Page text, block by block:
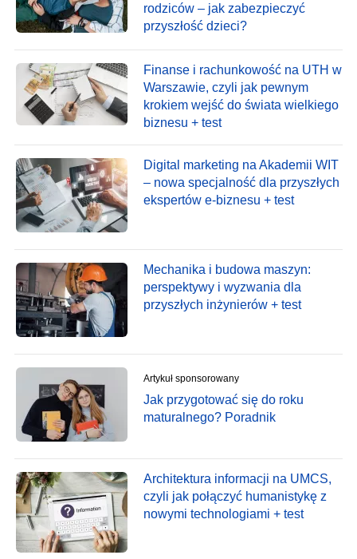
rodziców – jak zabezpieczyć
przyszłość dzieci?
Finanse i rachunkowość na UTH w
Warszawie, czyli jak pewnym
krokiem wejść do świata wielkiego
biznesu + test
Digital marketing na Akademii WIT
– nowa specjalność dla przyszłych
ekspertów e-biznesu + test
Mechanika i budowa maszyn:
perspektywy i wyzwania dla
przyszłych inżynierów + test
Artykuł sponsorowany
Jak przygotować się do roku
maturalnego? Poradnik
Architektura informacji na UMCS,
czyli jak połączyć humanistykę z
nowymi technologiami + test